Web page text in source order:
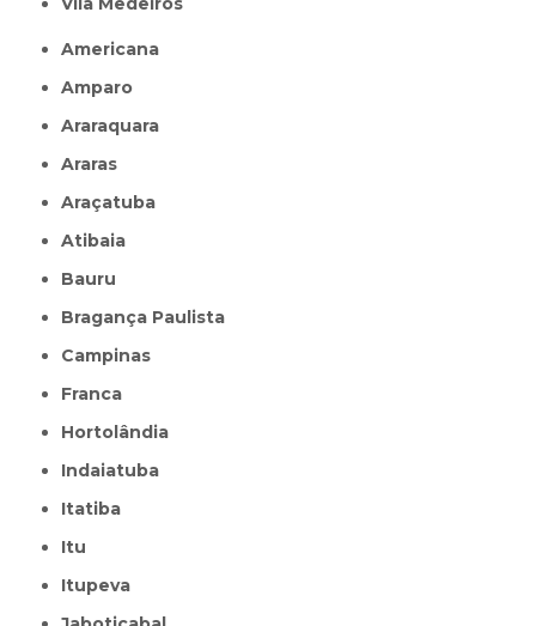
Americana
Amparo
Araraquara
Araras
Araçatuba
Atibaia
Bauru
Bragança Paulista
Campinas
Franca
Hortolândia
Indaiatuba
Itatiba
Itu
Itupeva